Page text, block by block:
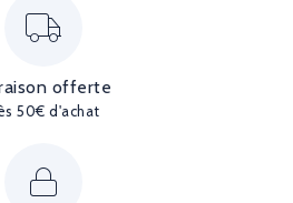
offerte
50€ d'achat